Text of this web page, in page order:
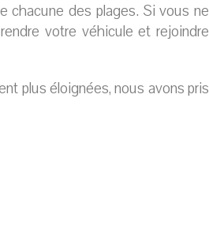
chacune des plages. Si vous ne
votre véhicule et rejoindre
plus éloignées, nous avons pris